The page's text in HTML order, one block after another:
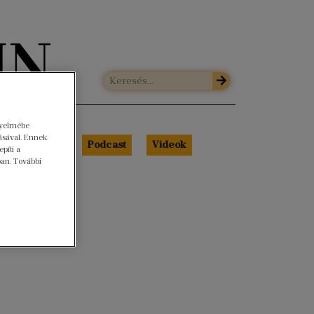
Libri Portré Podcast Videók
Ennek
a
További